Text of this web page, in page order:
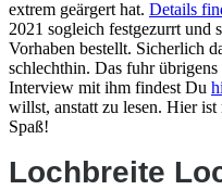
extrem geärgert hat. Details
2021 sogleich festgezurrt und
Vorhaben bestellt. Sicherlich
schlechthin. Das fuhr
Interview mit ihm findest Du
willst, anstatt zu lesen. Hier
Spaß!
Lochbreite